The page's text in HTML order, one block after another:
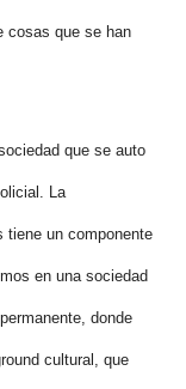
cosas que se han
que se auto
La
tiene un componente
en una sociedad
donde
cultural, que